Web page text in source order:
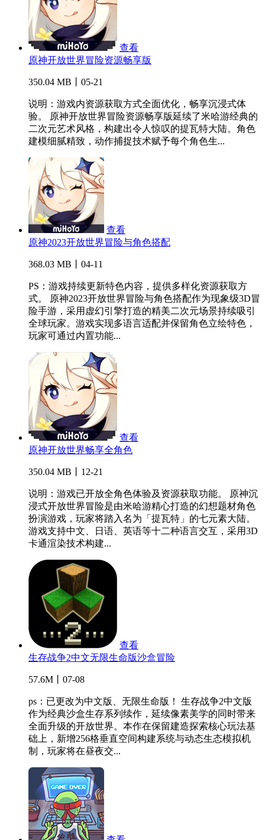
查看
原神开放世界冒险资源畅享版
350.04 MB丨05-21
说明：游戏内资源获取方式全面优化，畅享沉浸式体
验。 原神开放世界冒险资源畅享版延续了米哈游经典的
二次元艺术风格，构建出令人惊叹的提瓦特大陆。角色
建模细腻精致，动作捕捉技术赋予每个角色生...
查看
原神2023开放世界冒险与角色搭配
368.03 MB丨04-11
PS：游戏持续更新特色内容，提供多样化资源获取方
式。 原神2023开放世界冒险与角色搭配作为现象级3D冒
险手游，采用虚幻引擎打造的精美二次元场景持续吸引
全球玩家。游戏实现多语言适配并保留角色立绘特色，
玩家可通过内置功能...
查看
原神开放世界畅享全角色
350.04 MB丨12-21
说明：游戏已开放全角色体验及资源获取功能。 原神沉
浸式开放世界冒险是由米哈游精心打造的幻想题材角色
扮演游戏，玩家将踏入名为「提瓦特」的七元素大陆。
游戏支持中文、日语、英语等十二种语言交互，采用3D
卡通渲染技术构建...
查看
生存战争2中文无限生命版沙盒冒险
57.6M丨07-08
ps：已更改为中文版、无限生命版！ 生存战争2中文版
作为经典沙盒生存系列续作，延续像素美学的同时带来
全面升级的开放世界。本作在保留建造探索核心玩法基
础上，新增256格垂直空间构建系统与动态生态模拟机
制，玩家将在昼夜交...